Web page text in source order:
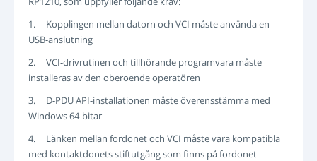
1. Kopplingen mellan datorn och VCI måste använda en
USB-anslutning
2. VCI-drivrutinen och tillhörande programvara måste
installeras av den oberoende operatören
3. D-PDU API-installationen måste överensstämma med
Windows 64-bitar
4. Länken mellan fordonet och VCI måste vara kompatibla
med kontaktdonets stiftutgång som finns på fordonet